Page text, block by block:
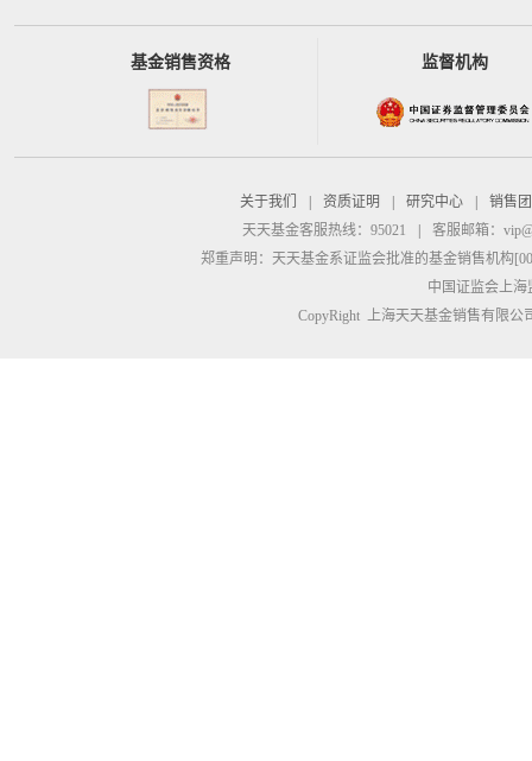
基金销售资格 监督机构
关于我们 资质证明 研究中心
销售
天天基金客服热线：95021
客服邮箱：
郑重声明： 天天基金系证监会批准的基金销售机构
中国证监会上
CopyRight 上海天天基金销售有限